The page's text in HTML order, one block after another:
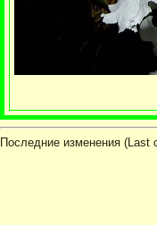
Последние изменения (Last